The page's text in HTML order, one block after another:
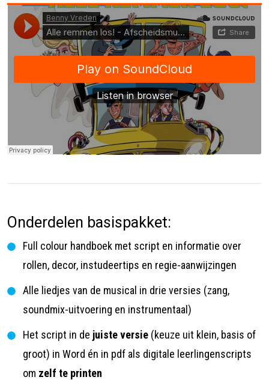
Onderdelen basispakket:
Full colour handboek met script en informatie over
rollen, decor, instudeertips en regie-aanwijzingen
Alle liedjes van de musical in drie versies (zang,
soundmix-uitvoering en instrumentaal)
Het script in de juiste versie (keuze uit klein, basis of
groot) in Word én in pdf als digitale leerlingenscripts
om zelf te printen